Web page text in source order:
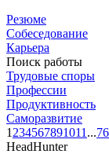
Резюме
Собеседование
Карьера
Поиск работы
Трудовые споры
Профессии
Продуктивность
Саморазвитие
1 234567891011 ...76
HeadHunter